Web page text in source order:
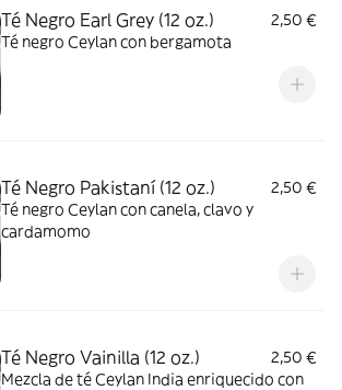
Té Negro Earl Grey (12 oz.)
2,50 €
Té negro Ceylan con bergamota
Té Negro Pakistaní (12 oz.)
2,50 €
Té negro Ceylan con canela, clavo y
cardamomo
Té Negro Vainilla (12 oz.)
2,50 €
Mezcla de té Ceylan India enriquecido con